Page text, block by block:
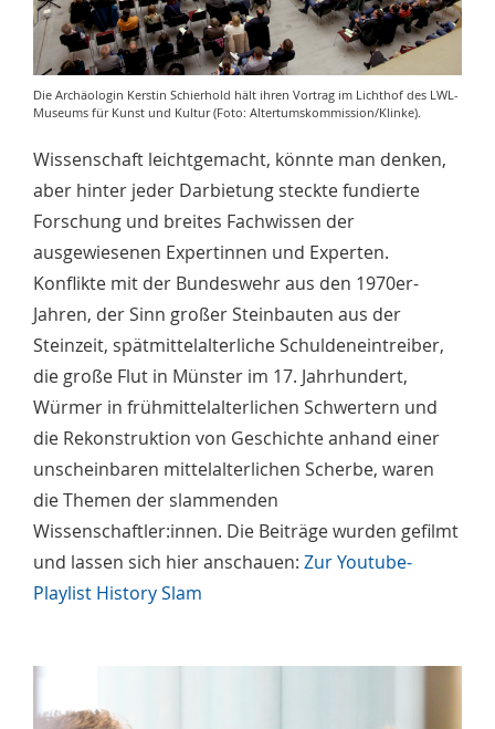
Die Archäologin Kerstin Schierhold hält ihren Vortrag im Lichthof des LWL-
Museums für Kunst und Kultur (Foto: Altertumskommission/Klinke).
Wissenschaft leichtgemacht, könnte man denken,
aber hinter jeder Darbietung steckte fundierte
Forschung und breites Fachwissen der
ausgewiesenen Expertinnen und Experten.
Konflikte mit der Bundeswehr aus den 1970er-
Jahren, der Sinn großer Steinbauten aus der
Steinzeit, spätmittelalterliche Schuldeneintreiber,
die große Flut in Münster im 17. Jahrhundert,
Würmer in frühmittelalterlichen Schwertern und
die Rekonstruktion von Geschichte anhand einer
unscheinbaren mittelalterlichen Scherbe, waren
die Themen der slammenden
Wissenschaftler:innen. Die Beiträge wurden gefilmt
und lassen sich hier anschauen: Zur Youtube-
Playlist History Slam